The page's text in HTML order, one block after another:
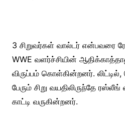
3 சிறுவர்கள் வால்டர் என்பவரை
WWE வளர்ச்சியின்
விருப்பம் கொள்கின்றனர்.
பேரும் சிறு வயதிலிருந்தே
காட்டி வருகின்றனர்.